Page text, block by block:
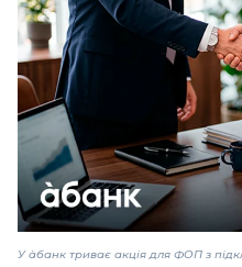
У àбанк триває акція для ФОП з